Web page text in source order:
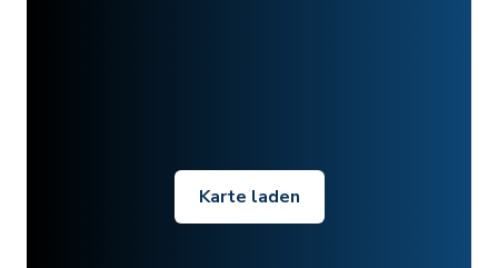
Karte laden